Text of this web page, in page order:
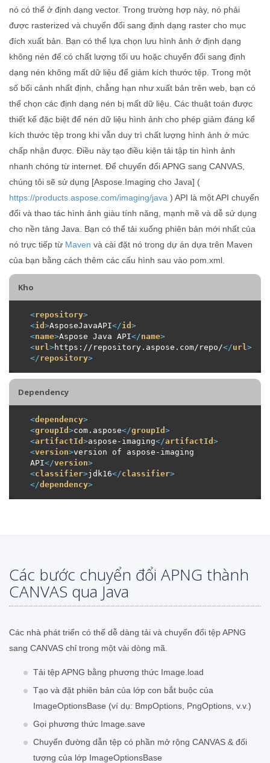
nó có thể ở định dạng vector. Trong trường hợp này, nó phải
được rasterized và chuyển đổi sang định dạng raster cho mục
đích xuất bản. Bạn có thể lựa chọn lưu hình ảnh ở định dạng
không nén để có chất lượng tối ưu hoặc chuyển đổi sang định
dạng nén không mất dữ liệu để giảm kích thước tệp. Trong một
số bối cảnh nhất định, chẳng hạn như xuất bản trên web, bạn có
thể chọn các định dạng nén bị mất dữ liệu. Các thuật toán được
thiết kế đặc biệt để nén dữ liệu hình ảnh cho phép giảm đáng kể
kích thước tệp trong khi vẫn duy trì chất lượng hình ảnh ở mức
chấp nhận được. Điều này tạo điều kiện tải tập tin hình ảnh
nhanh chóng từ internet. Để chuyển đổi APNG sang CANVAS,
chúng tôi sẽ sử dụng [Aspose.Imaging cho Java] (
https://products.aspose.com/imaging/java ) API là một API chuyển
đổi và thao tác hình ảnh giàu tính năng, mạnh mẽ và dễ sử dụng
cho nền tảng Java. Bạn có thể tải xuống phiên bản mới nhất của
nó trực tiếp từ Maven và cài đặt nó trong dự án dựa trên Maven
của bạn bằng cách thêm các cấu hình sau vào pom.xml.
Kho
<repository>
<id >AsposeJavaAPI</id >
<name>Aspose Java API</name>
<url >https://repository.aspose.com/repo/</url >
</repository>
Dependency
<dependency>
<groupId >com.aspose</groupId >
<artifactId >aspose-imaging</artifactId >
<version>version of aspose-imaging
API</version>
<classifier>jdk16</classifier>
</dependency>
Các bước chuyển đổi APNG thành
CANVAS qua Java
Các nhà phát triển có thể dễ dàng tải và chuyển đổi tệp APNG
sang CANVAS chỉ trong một vài dòng mã.
Tải tệp APNG bằng phương thức Image.load
Tạo và đặt phiên bản của lớp con bắt buộc của
ImageOptionsBase (ví dụ: BmpOptions, PngOptions, v.v.)
Gọi phương thức Image.save
Chuyển đường dẫn tệp có phần mở rộng CANVAS & đối
tượng của lớp ImageOptionsBase